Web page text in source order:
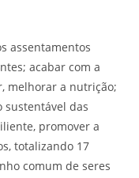
assentamentos
acabar com a
melhorar a nutrição;
sustentável das
promover a
totalizando 17
comum de seres